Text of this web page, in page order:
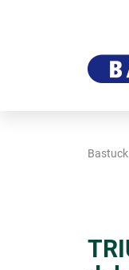
Bastuck